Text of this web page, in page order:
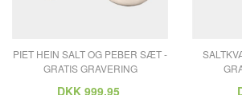
PIET HEIN SALT OG PEBER SÆT -
GRATIS GRAVERING
DKK 999,95